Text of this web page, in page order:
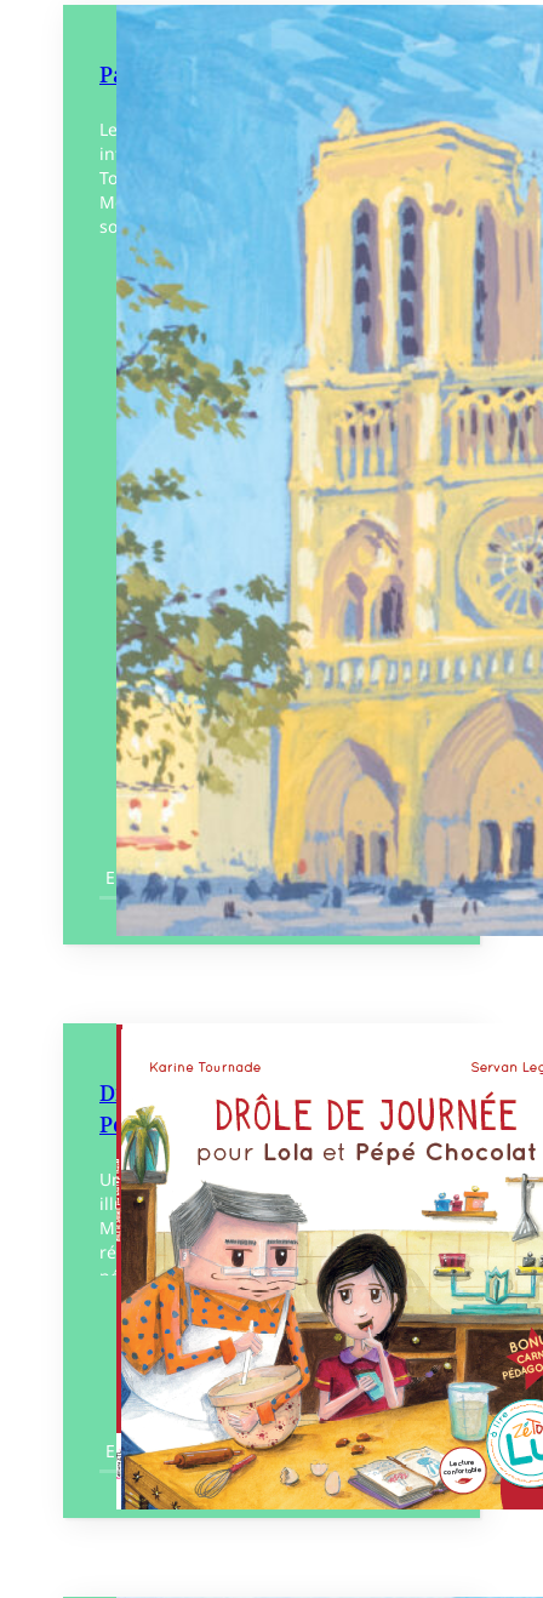
Paris/Paris
Le petit caméléon Léon visite Paris et
interagit avec travers 13 œuvres d’art :
Tour Eiffel, Seine, cathédrale Notre-dame,
Moulin Rouge… Chaque interaction est
soulignée par une phrase en Français…
Éditeur :
Léon art & stories
Paru le 03/10/2024
En savoir plus
Drôle de journée pour Lola et
Pépé Chocolat
Une farce artistique carnavalesque aux
illustrations pétillantes et drôles !
Mensonge ou vérité ? Carabistouille ou
réalité ? Retrouvez un carnet
pédagogique sur le carnaval et le bonus…
Éditeur :ZTL – ZéTooLu
Paru le 31/08/2024
En savoir plus